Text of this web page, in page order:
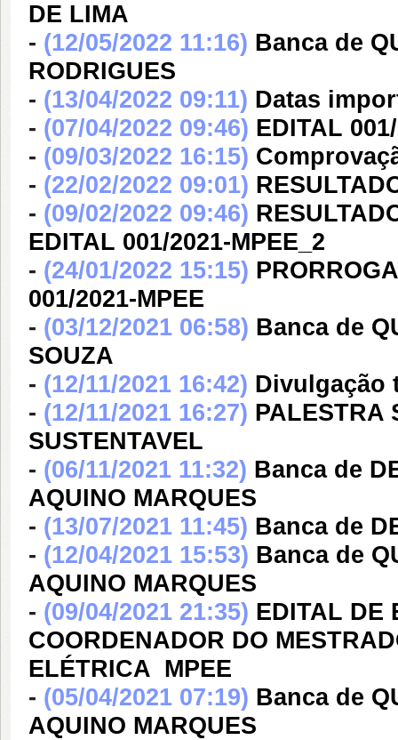
DE LIMA
- (12/05/2022 11:16) Banca de
RODRIGUES
- (13/04/2022 09:11) Datas
- (07/04/2022 09:46) EDITAL
- (09/03/2022 16:15)
- (22/02/2022 09:01)
- (09/02/2022 09:46)
EDITAL 001/2021-MPEE_2
- (24/01/2022 15:15)
001/2021-MPEE
- (03/12/2021 06:58) Banca de
SOUZA
- (12/11/2021 16:42) Divulgação
- (12/11/2021 16:27) PALESTRA
SUSTENTAVEL
- (06/11/2021 11:32) Banca de
AQUINO MARQUES
- (13/07/2021 11:45) Banca de
- (12/04/2021 15:53) Banca de
AQUINO MARQUES
- (09/04/2021 21:35) EDITAL DE
COORDENADOR DO
ELÉTRICA  MPEE
- (05/04/2021 07:19) Banca de
AQUINO MARQUES